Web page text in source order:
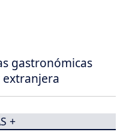
gastronómicas
extranjera
+